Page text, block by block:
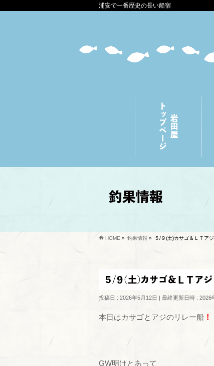
浦安で一番歴史の長い船宿
岩田屋
トップページ
釣果情報
HOME » 釣果情報 » ５/９(土)カサゴ＆ＬＴア
５/９(土)カサゴ＆ＬＴア
投稿日 : 2026年5月12日 最終更新日時 : 2026
本日はカサゴとアジのリレー船 ！
GW明けとあって